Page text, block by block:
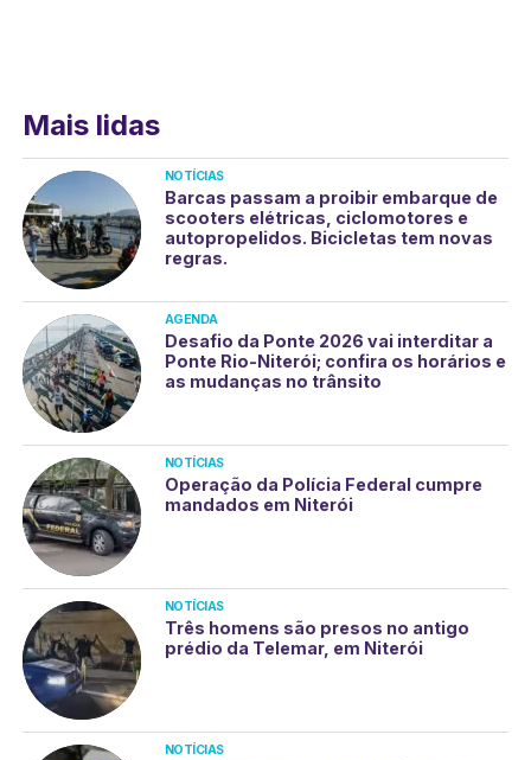
Mais lidas
NOTÍCIAS
Barcas passam a proibir embarque de
scooters elétricas, ciclomotores e
autopropelidos. Bicicletas tem novas
regras.
AGENDA
Desafio da Ponte 2026 vai interditar a
Ponte Rio-Niterói; confira os horários e
as mudanças no trânsito
NOTÍCIAS
Operação da Polícia Federal cumpre
mandados em Niterói
NOTÍCIAS
Três homens são presos no antigo
prédio da Telemar, em Niterói
NOTÍCIAS